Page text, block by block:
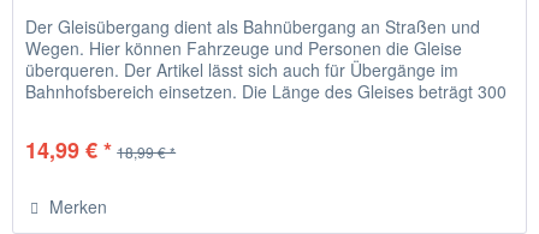
Der Gleisübergang dient als Bahnübergang an Straßen und
Wegen. Hier können Fahrzeuge und Personen die Gleise
überqueren. Der Artikel lässt sich auch für Übergänge im
Bahnhofsbereich einsetzen. Die Länge des Gleises beträgt 300
14,99 € * 18,99 € *
Merken